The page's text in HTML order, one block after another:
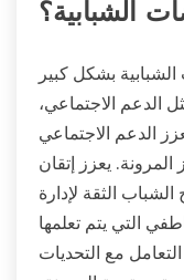
الشبابية؟
بشكل كبير
الدعم الاجتماعي،
الدعم الاجتماعي
المرونة. يعزز إتقان
الثقة لإدارة
التي يتم تعلمها
مع التحديات